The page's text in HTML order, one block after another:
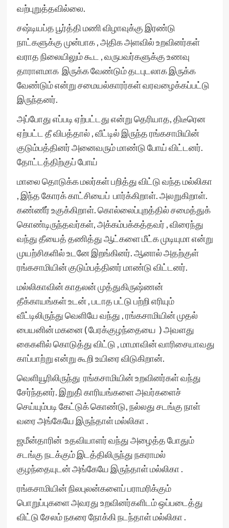
வற்புறுத்தவில்லை.
சஷ்டியப்த பூர்த்தி மணி விழாவுக்கு இரண்டு
நாட்களுக்கு முன்பாக , அதிக அளவில் உறவினர்கள்
வராத நிலையிலும் கூட , வருபவர்களுக்கு உணவு
தாராளமாக இருக்க வேண்டும் தடபுடலாக இருக்க
வேண்டும் என்று சமையல்காரர்கள் வரவழைக்கப்பட்டு
இருந்தனர்.
அப்போது எப்படி ஏற்பட்டது என்று தெரியாத, திடீரென
ஏற்பட்ட தீ விபத்தால் , வீட்டில் இருந்த ரங்கசாமியின்
குடும்பத்தினர் அனைவரும் மாண்டு போய் விட்டனர்.
தோட்டத்திற்குப் போய்
மாலை தொடுக்க மலர்கள் பறித்து விட்டு வந்த மல்லிகா
, இந்த கோரக் காட்சியைப் பார்க்கிறாள். அலறுகிறாள்.
கண்ணீர் உகுக்கிறாள். கொல்லைப்புறத்தில் சமைத்துக்
கொண்டிருந்தவர்கள், அக்கம்பக்கத்தவர் , விரைந்து
வந்து தீயைத் தணித்து ஆட்களை மீட்க முடியுமா என்று
முயற்சிகளில் உடனே இறங்கினர். ஆனால் அதற்குள்
ரங்கசாமியின் குடும்பத்தினர் மாண்டு விட்டனர்.
மல்லிகாவின் காதலன் முத்துகிருஷ்ணன்
தீக்காயங்கள் உடன் , படாத பட்டு பற்றி எரியும்
வீட்டிலிருந்து வெளியே வந்து , ரங்கசாமியின் முதல்
பையனின் மகனை ( பேரக்குழந்தையை ) அவளது
கைகளில் கொடுத்து விட்டு , மாமாவின் வாரிசையாவது
காப்பாற்று என்று கூறி உயிரை விடுகிறான்.
வெளியூரிலிருந்து ரங்கசாமியின் உறவினர்கள் வந்து
சேர்ந்தனர். இறுதி் காரியங்களை அவர்களைச்
செய்யும்படி கேட்டுக் கொண்டு, நல்லது சடங்கு நாள்
வரை அங்கேயே இருந்தாள் மல்லிகா .
ஜமீன்தாரின் உதவியாளர் வந்து அழைத்த போதும்
சடங்கு நடக்கும் இடத்திலிருந்து நகராமல்
குழந்தையுடன் அங்கேயே இருந்தாள் மல்லிகா .
ரங்கசாமியின் நிலபுலன்களைப் பராமரிக்கும்
பொறுப்புகளை அவரது உறவினர்களிடம் ஒப்படைத்து
விட்டு சேலம் நகரை நோக்கி நடந்தாள் மல்லிகா .